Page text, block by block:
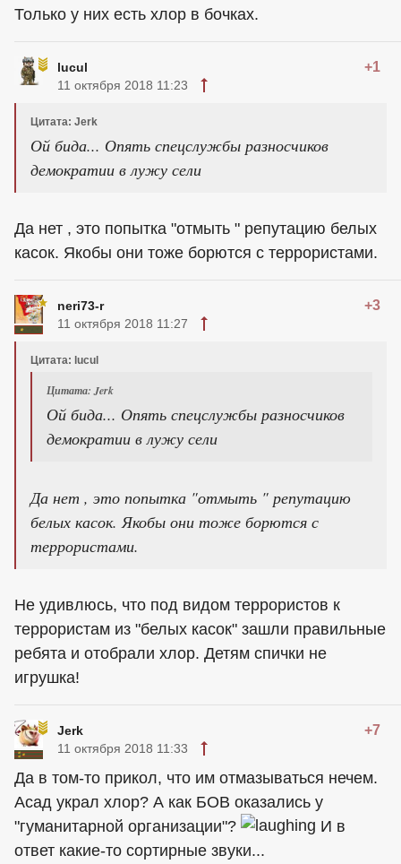
Только у них есть хлор в бочках.
lucul +1
11 октября 2018 11:23
Цитата: Jerk
Ой бида... Опять спецслужбы разносчиков
демократии в лужу сели
Да нет , это попытка "отмыть " репутацию белых
касок. Якобы они тоже борются с террористами.
neri73-r +3
11 октября 2018 11:27
Цитата: lucul
Цитата: Jerk
Ой бида... Опять спецслужбы разносчиков
демократии в лужу сели
Да нет , это попытка "отмыть " репутацию
белых касок. Якобы они тоже борются с
террористами.
Не удивлюсь, что под видом террористов к
террористам из "белых касок" зашли правильные
ребята и отобрали хлор. Детям спички не
игрушка!
Jerk +7
11 октября 2018 11:33
Да в том-то прикол, что им отмазываться нечем.
Асад украл хлор? А как БОВ оказались у
"гуманитарной организации"?
И в
ответ какие-то сортирные звуки...